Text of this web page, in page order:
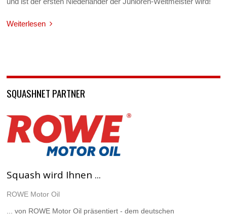
Weiterlesen
SQUASHNET PARTNER
Squash wird Ihnen ...
ROWE Motor Oil
... von ROWE Motor Oil präsentiert - dem deutschen